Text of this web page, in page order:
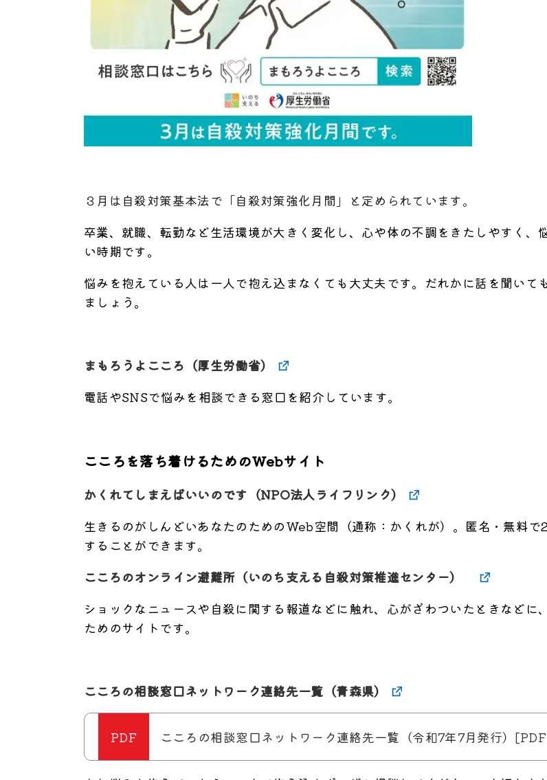
３月は自殺対策基本法で「自殺対策強化月間」と定められています。
卒業、就職、転勤など生活環境が大きく変化し、心や体の不調をきたしやすく、
い時期です。
悩みを抱えている人は一人で抱え込まなくても大丈夫です。だれかに話を聞いて
ましょう。
まもろうよこころ（厚生労働省）
電話やSNSで悩みを相談できる窓口を紹介しています。
こころを落ち着けるためのWebサイト
かくれてしまえばいいのです（NPO法人ライフリンク）
生きるのがしんどいあなたのためのWeb空間（通称：かくれが）。匿名・無料で
することができます。
こころのオンライン避難所（いのち支える自殺対策推進センター）
ショックなニュースや自殺に関する報道などに触れ、心がざわついたときなどに
ためのサイトです。
こころの相談窓口ネットワーク連絡先一覧（青森県）
こころの相談窓口ネットワーク連絡先一覧（令和7年7月発行）